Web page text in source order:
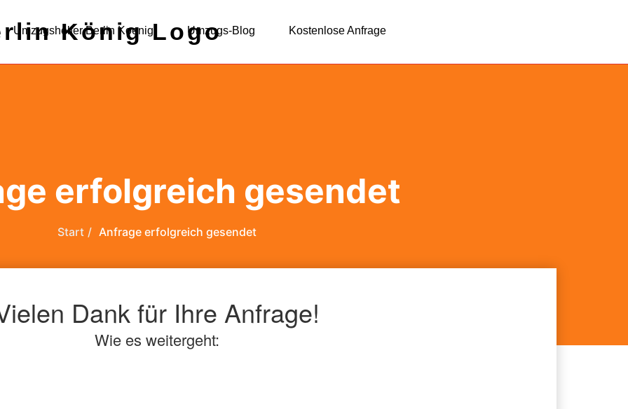
Umzugshelfer Berlin Koenig Umzugs-Blog Kostenlose Anfrage
erfolgreich gesendet
Start Anfrage erfolgreich gesendet
Dank für Ihre Anfrage!
Wie es weitergeht: